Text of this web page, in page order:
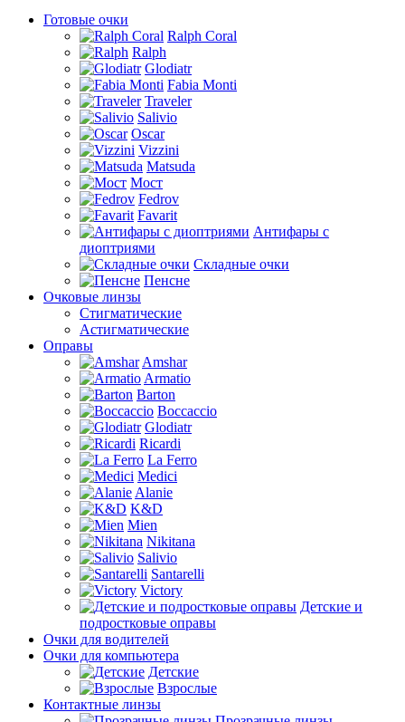
Готовые очки
Ralph Coral
Ralph
Glodiatr
Fabia Monti
Traveler
Salivio
Oscar
Vizzini
Matsuda
Мост
Fedrov
Favarit
Антифары с
диоптриями
Складные очки
Пенсне
Очковые линзы
Стигматические
Астигматические
Оправы
Amshar
Armatio
Barton
Boccaccio
Glodiatr
Ricardi
La Ferro
Medici
Alanie
K&D
Mien
Nikitana
Salivio
Santarelli
Victory
Детские и
подростковые оправы
Очки для водителей
Очки для компьютера
Детские
Взрослые
Контактные линзы